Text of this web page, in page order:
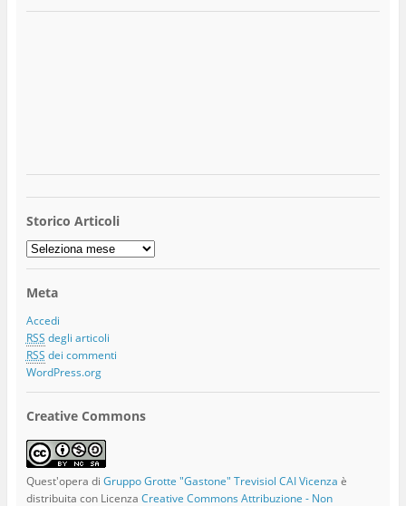
Storico Articoli
Storico
Articoli
Meta
Accedi
RSS degli articoli
RSS dei commenti
WordPress.org
Creative Commons
Quest'opera di Gruppo Grotte "Gastone" Trevisiol CAI Vicenza è
distribuita con Licenza Creative Commons Attribuzione - Non